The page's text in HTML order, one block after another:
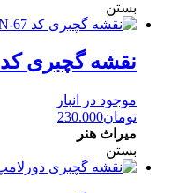
بستن
نقشه گچبری کد N-67
موجود در انبار
تومان230.000
میراث هنر
بستن